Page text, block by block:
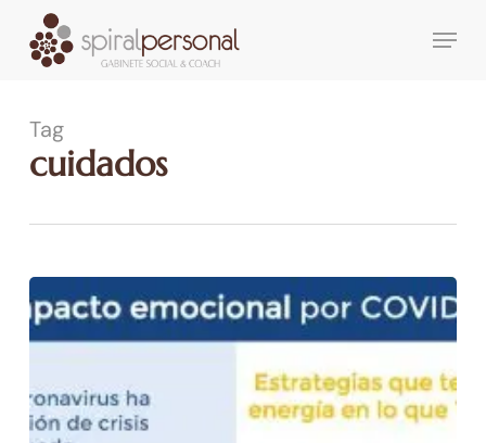
main
Menu
Tag
cuidados
Impacto
emocional
por
Estrategias
que